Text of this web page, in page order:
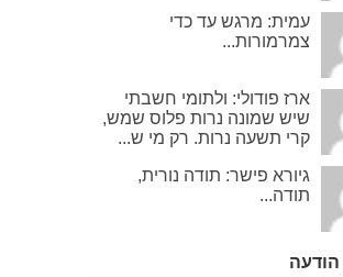
עמית: מרגש עד כדי
צמרמורות...
ארז פודולי: ולתומי חשבתי
שיש שמונה נרות פלוס שמש,
קרי תשעה נרות. רק מי ש...
גיורא פישר: תודה נורית,
תודה...